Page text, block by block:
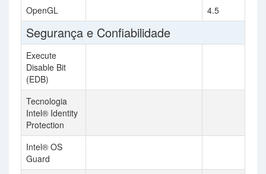
OpenGL 4.5
Segurança e Confiabilidade
Execute
Disable Bit
(EDB)
Tecnologia
Intel® Identity
Protection
Intel® OS
Guard